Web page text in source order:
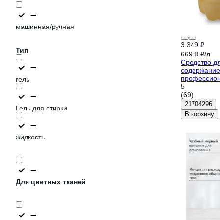
машинная/ручная
Тип
гель
Гель для стирки
жидкость
Для цветных тканей
3 349 ₽
669.8 ₽/л
Средство
л
5
(69)
21704296
В корзину